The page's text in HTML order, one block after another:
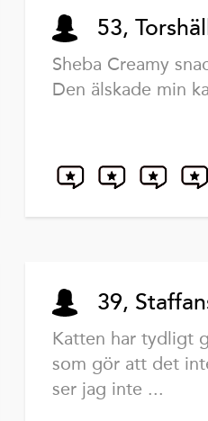
53,
Sheba Creamy
Den älskade min
39,
Katten har tydligt
som gör att det
ser jag inte ...